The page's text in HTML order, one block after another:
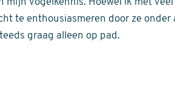
te enthousiasmeren door ze onder
graag alleen op pad.